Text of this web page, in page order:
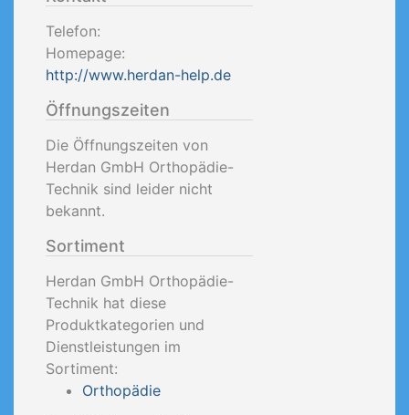
Telefon:
Homepage:
http://www.herdan-help.de
Öffnungszeiten
Die Öffnungszeiten von
Herdan GmbH Orthopädie-
Technik sind leider nicht
bekannt.
Sortiment
Herdan GmbH Orthopädie-
Technik hat diese
Produktkategorien und
Dienstleistungen im
Sortiment:
Orthopädie